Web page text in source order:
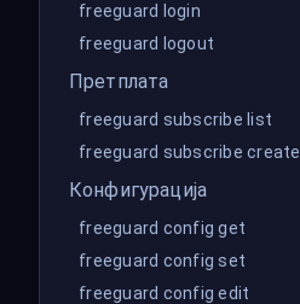
freeguard login
freeguard logout
Претплата
freeguard subscribe list
freeguard subscribe create
Конфигурација
freeguard config get
freeguard config set
freeguard config edit